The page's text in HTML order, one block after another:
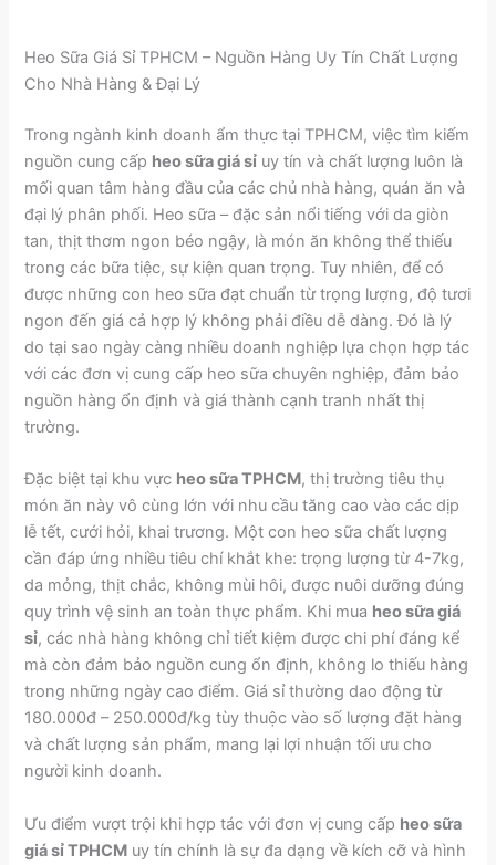
Heo Sữa Giá Sỉ TPHCM – Nguồn Hàng Uy Tín Chất Lượng
Cho Nhà Hàng & Đại Lý
Trong ngành kinh doanh ẩm thực tại TPHCM, việc tìm kiếm
nguồn cung cấp heo sữa giá sỉ uy tín và chất lượng luôn là
mối quan tâm hàng đầu của các chủ nhà hàng, quán ăn và
đại lý phân phối. Heo sữa – đặc sản nổi tiếng với da giòn
tan, thịt thơm ngon béo ngậy, là món ăn không thể thiếu
trong các bữa tiệc, sự kiện quan trọng. Tuy nhiên, để có
được những con heo sữa đạt chuẩn từ trọng lượng, độ tươi
ngon đến giá cả hợp lý không phải điều dễ dàng. Đó là lý
do tại sao ngày càng nhiều doanh nghiệp lựa chọn hợp tác
với các đơn vị cung cấp heo sữa chuyên nghiệp, đảm bảo
nguồn hàng ổn định và giá thành cạnh tranh nhất thị
trường.
Đặc biệt tại khu vực heo sữa TPHCM, thị trường tiêu thụ
món ăn này vô cùng lớn với nhu cầu tăng cao vào các dịp
lễ tết, cưới hỏi, khai trương. Một con heo sữa chất lượng
cần đáp ứng nhiều tiêu chí khắt khe: trọng lượng từ 4-7kg,
da mỏng, thịt chắc, không mùi hôi, được nuôi dưỡng đúng
quy trình vệ sinh an toàn thực phẩm. Khi mua heo sữa giá
sỉ, các nhà hàng không chỉ tiết kiệm được chi phí đáng kể
mà còn đảm bảo nguồn cung ổn định, không lo thiếu hàng
trong những ngày cao điểm. Giá sỉ thường dao động từ
180.000đ – 250.000đ/kg tùy thuộc vào số lượng đặt hàng
và chất lượng sản phẩm, mang lại lợi nhuận tối ưu cho
người kinh doanh.
Ưu điểm vượt trội khi hợp tác với đơn vị cung cấp heo sữa
giá sỉ TPHCM uy tín chính là sự đa dạng về kích cỡ và hình